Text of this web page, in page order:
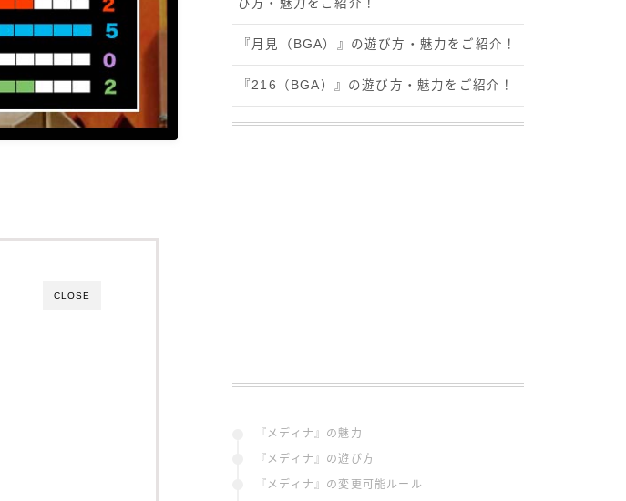
CLOSE
び方・魅力をご紹介！
『月見（BGA）』の遊び方・魅力をご紹介！
『216（BGA）』の遊び方・魅力をご紹介！
『メディナ』の魅力
『メディナ』の遊び方
『メディナ』の変更可能ルール